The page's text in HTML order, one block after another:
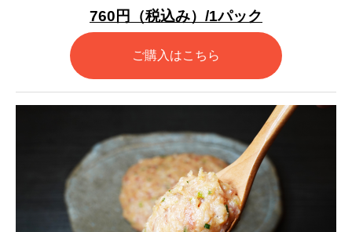
760円（税込み）/1パック
ご購入はこちら